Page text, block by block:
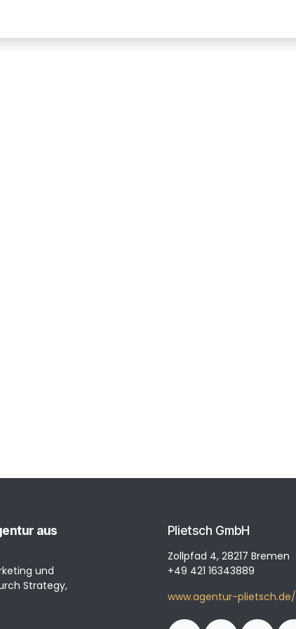
aus
und
Strategy,
Plietsch GmbH
Zollpfad 4, 28217 Bremen
+49 421 16343889
www.agentur-plietsch.de/